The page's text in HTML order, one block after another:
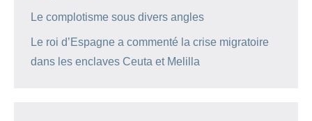
Le complotisme sous divers angles
Le roi d’Espagne a commenté la crise migratoire
dans les enclaves Ceuta et Melilla